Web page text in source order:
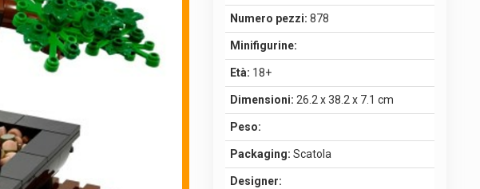
Numero pezzi: 878
Minifigurine:
Età: 18+
Dimensioni: 26.2 x 38.2 x 7.1 cm
Peso:
Packaging: Scatola
Designer: